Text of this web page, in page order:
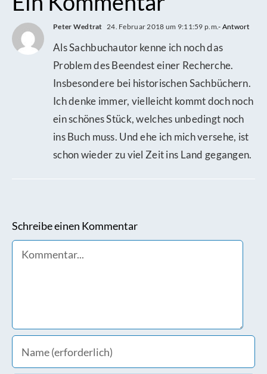
Peter Wedtrat 24. Februar 2018 um 9:11:59 p.m.- Antwort
Als Sachbuchautor kenne ich noch das
Problem des Beendest einer Recherche.
Insbesondere bei historischen Sachbüchern.
Ich denke immer, vielleicht kommt doch noch
ein schönes Stück, welches unbedingt noch
ins Buch muss. Und ehe ich mich versehe, ist
schon wieder zu viel Zeit ins Land gegangen.
Schreibe einen Kommentar
Comment